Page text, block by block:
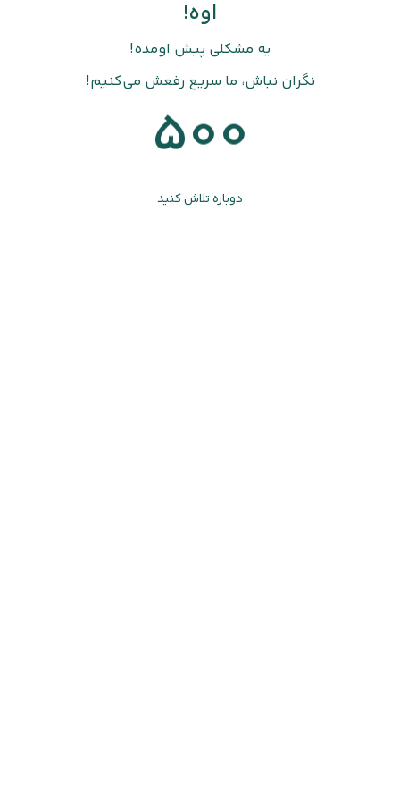
اوه!
یه مشکلی پیش اومده!
نگران نباش، ما سریع رفعش می‌کنیم!
500
دوباره تلاش کنید